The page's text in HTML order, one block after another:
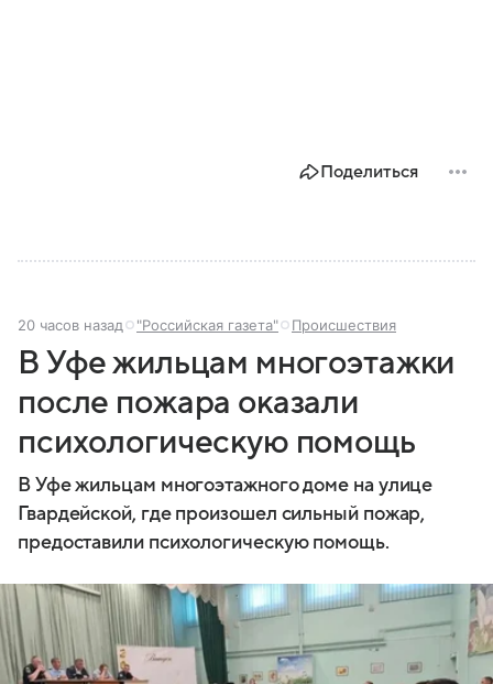
Поделиться
20 часов назад "Российская газета" Происшествия
В Уфе жильцам многоэтажки
после пожара оказали
психологическую помощь
В Уфе жильцам многоэтажного доме на улице
Гвардейской, где произошел сильный пожар,
предоставили психологическую помощь.